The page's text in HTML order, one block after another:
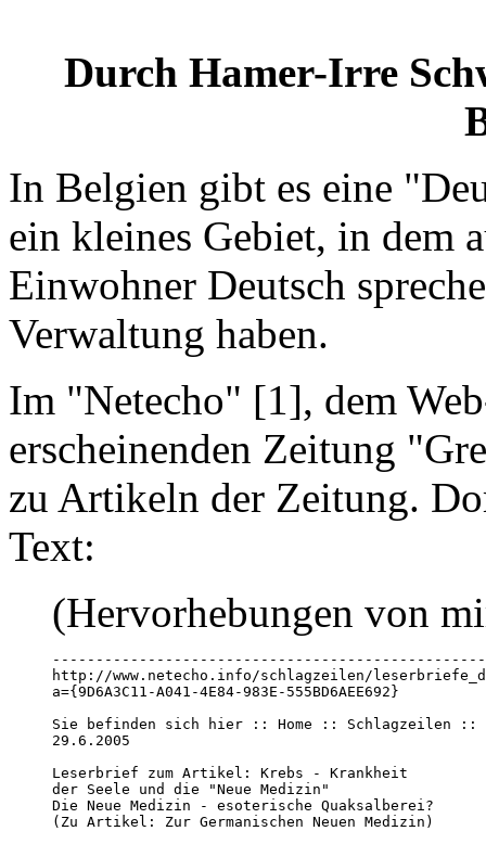
Durch Hamer-Irre
In Belgien gibt es eine
ein kleines Gebiet, in dem
Einwohner Deutsch
Verwaltung haben.
Im "Netecho" [1], dem
erscheinenden Zeitung
zu Artikeln der Zeitung.
Text:
(Hervorhebungen von
http://www.netecho.info/schlagzeilen/
a={9D6A3C11-A041-4E84-983E-555BD6AEE692}
Sie befinden sich hier :: Home :: Schlagzeilen
29.6.2005
Leserbrief zum Artikel: Krebs - Krankheit
der Seele und die "Neue Medizin"
Die Neue Medizin - esoterische Quaksalberei?
(Zu Artikel: Zur Germanischen Neuen Medizin)